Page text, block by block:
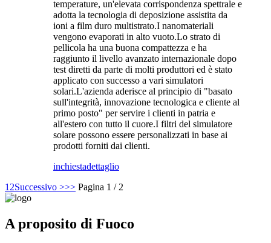
temperature, un'elevata corrispondenza spettrale e
adotta la tecnologia di deposizione assistita da
ioni a film duro multistrato.I nanomateriali
vengono evaporati in alto vuoto.Lo strato di
pellicola ha una buona compattezza e ha
raggiunto il livello avanzato internazionale dopo
test diretti da parte di molti produttori ed è stato
applicato con successo a vari simulatori
solari.L'azienda aderisce al principio di "basato
sull'integrità, innovazione tecnologica e cliente al
primo posto" per servire i clienti in patria e
all'estero con tutto il cuore.I filtri del simulatore
solare possono essere personalizzati in base ai
prodotti forniti dai clienti.
inchiestadettaglio
1 2Successivo >>> Pagina 1 / 2
A proposito di Fuoco